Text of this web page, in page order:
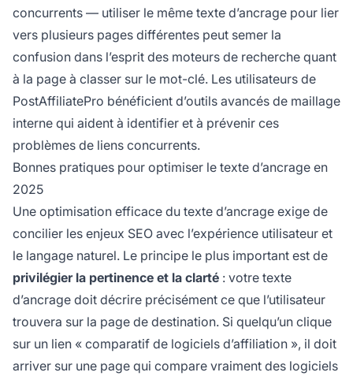
concurrents — utiliser le même texte d’ancrage pour lier
vers plusieurs pages différentes peut semer la
confusion dans l’esprit des moteurs de recherche quant
à la page à classer sur le mot-clé. Les utilisateurs de
PostAffiliatePro bénéficient d’outils avancés de maillage
interne qui aident à identifier et à prévenir ces
problèmes de liens concurrents.
Bonnes pratiques pour optimiser le texte d’ancrage en
2025
Une optimisation efficace du texte d’ancrage exige de
concilier les enjeux SEO avec l’expérience utilisateur et
le langage naturel. Le principe le plus important est de
privilégier la pertinence et la clarté : votre texte
d’ancrage doit décrire précisément ce que l’utilisateur
trouvera sur la page de destination. Si quelqu’un clique
sur un lien « comparatif de logiciels d’affiliation », il doit
arriver sur une page qui compare vraiment des logiciels